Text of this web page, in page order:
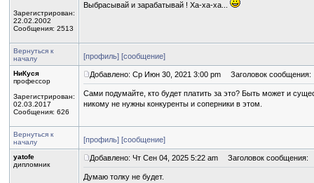
Зарегистрирован:
22.02.2002
Сообщения: 2513
Выбрасывай и зарабатывай ! Ха-ха-ха...
Вернуться к
началу
[профиль] [сообщение]
НиКуся
профессор
Зарегистрирован:
02.03.2017
Сообщения: 626
Добавлено: Ср Июн 30, 2021 3:00 pm Заголовок сообщения:
Сами подумайте, кто будет платить за это? Быть может и
никому не нужны конкуренты и соперники в этом.
Вернуться к
началу
[профиль] [сообщение]
yatofe
дипломник
Добавлено: Чт Сен 04, 2025 5:22 am Заголовок сообщения:
Думаю толку не будет.